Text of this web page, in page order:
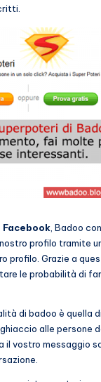
, Badoo
profilo tramite
profilo. Grazie a
le probabilità di
di badoo è quella
alle persone
vostro messaggio